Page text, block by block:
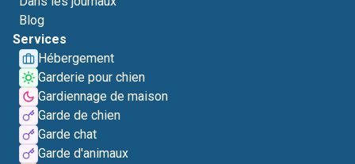
Blog
Services
Hébergement
Garderie pour chien
Gardiennage de maison
Garde de chien
Garde chat
Garde d'animaux